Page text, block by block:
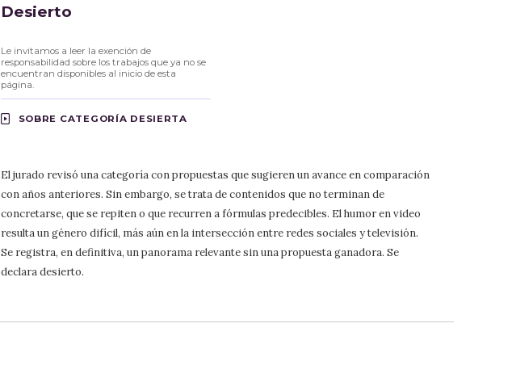
Desierto
Le invitamos a leer la exención de
responsabilidad sobre los trabajos que ya no se
encuentran disponibles al inicio de esta
página.
SOBRE CATEGORÍA DESIERTA
El jurado revisó una categoría con propuestas que sugieren un avance en comparación
con años anteriores. Sin embargo, se trata de contenidos que no terminan de
concretarse, que se repiten o que recurren a fórmulas predecibles. El humor en video
resulta un género difícil, más aún en la intersección entre redes sociales y televisión.
Se registra, en definitiva, un panorama relevante sin una propuesta ganadora. Se
declara desierto.